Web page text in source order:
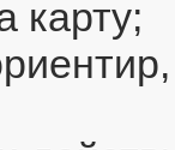
карту;